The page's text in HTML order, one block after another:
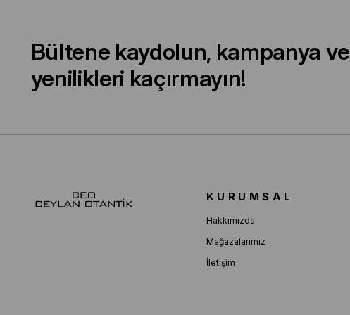
Bültene kaydolun, kampanya ve
yenilikleri kaçırmayın!
KURUMSAL
Hakkımızda
Mağazalarımız
İletişim